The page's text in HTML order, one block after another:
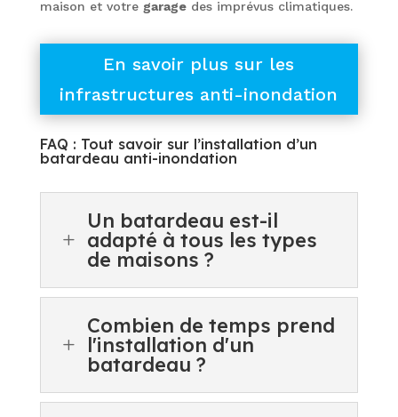
maison et votre garagedes imprévus climatiques.
En savoir plus sur les
infrastructures anti-inondation
FAQ : Tout savoir sur l’installation d’un
batardeau anti-inondation
L
Un batardeau est-il
adapté à tous les types
de maisons ?
L
Combien de temps prend
l'installation d'un
batardeau ?